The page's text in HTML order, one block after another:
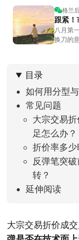
格兰
跟紧！
八月第
换刀的
家感受
回暖到2
目录
如何用分型
常见问题
大宗交易
足怎么办？
折价率多少
反弹笔突
转？
延伸阅读
大宗交易折价成